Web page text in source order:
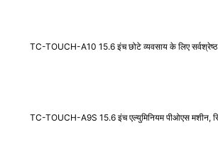
TC-TOUCH-A10 15.6 इंच छोटे व्यवसाय के लिए
TC-TOUCH-A9S 15.6 इंच एल्युमिनियम पीओएस मशीन,